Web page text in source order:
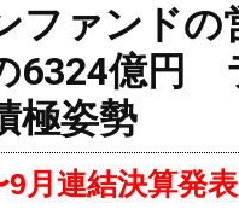
ファンド
6324億円
極姿勢
9月連結決算発表